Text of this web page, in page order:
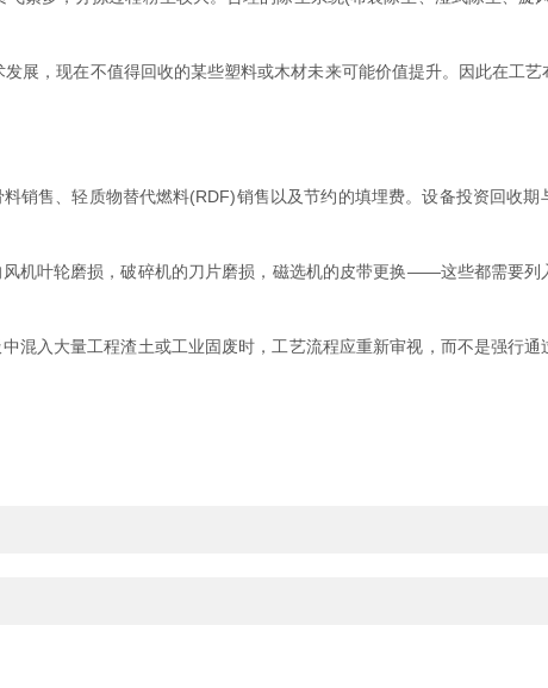
，现在不值得回收的某些塑料或木材未来可能价值提升。因此在工艺
售、轻质物替代燃料(RDF)销售以及节约的填埋费。设备投资回收期
叶轮磨损，破碎机的刀片磨损，磁选机的皮带更换——这些都需要列
入大量工程渣土或工业固废时，工艺流程应重新审视，而不是强行通